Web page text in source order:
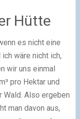
Hütte
es nicht eine
ich wäre nicht ich,
wir uns einmal
pro Hektar und
Wald. Also ergeben
man davon aus,